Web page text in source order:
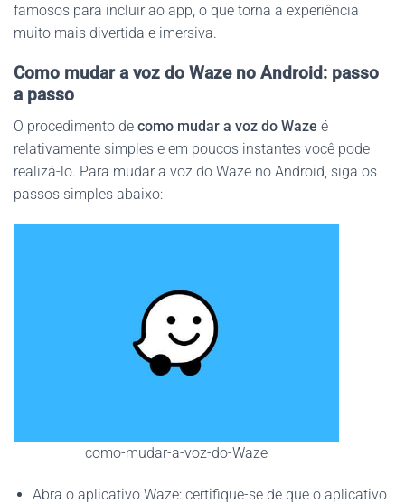
famosos para incluir ao app, o que torna a experiência
muito mais divertida e imersiva.
Como mudar a voz do Waze no Android: passo
a passo
O procedimento de como mudar a voz do Waze é
relativamente simples e em poucos instantes você pode
realizá-lo. Para mudar a voz do Waze no Android, siga os
passos simples abaixo:
como-mudar-a-voz-do-Waze
Abra o aplicativo Waze: certifique-se de que o aplicativo